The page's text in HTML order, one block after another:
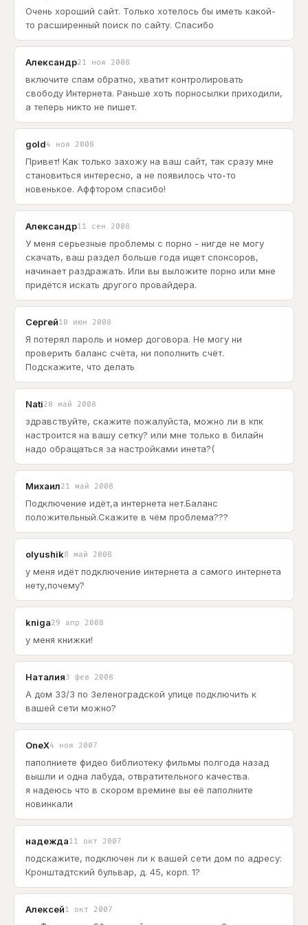
Очень хороший сайт. Только хотелось бы иметь какой-
то расширенный поиск по сайту. Спасибо
Александр21 ноя 2008
включите спам обратно, хватит контролировать
свободу Интернета. Раньше хоть порносылки приходили,
а теперь никто не пишет.
gold4 ноя 2008
Привет! Как только захожу на ваш сайт, так сразу мне
становиться интересно, а не появилось что-то
новенькое. Аффтором спасибо!
Александр11 сен 2008
У меня серьезные проблемы с порно - нигде не могу
скачать, ваш раздел больше года ищет спонсоров,
начинает раздражать. Или вы выложите порно или мне
придётся искать другого провайдера.
Сергей10 июн 2008
Я потерял пароль и номер договора. Не могу ни
проверить баланс счёта, ни пополнить счёт.
Подскажите, что делать
Nati28 май 2008
здравствуйте, скажите пожалуйста, можно ли в кпк
настроится на вашу сетку? или мне только в билайн
надо обращаться за настройками инета?(
Михаил21 май 2008
Подключение идёт,а интернета нет.Баланс
положительный.Скажите в чём проблема???
olyushik8 май 2008
у меня идёт подключение интернета а самого интернета
нету,почему?
kniga29 апр 2008
у меня книжки!
Наталия3 фев 2008
А дом 33/3 по Зеленоградской улице подключить к
вашей сети можно?
OneX4 ноя 2007
паполниете фидео библиотеку фильмы полгода назад
вышли и одна лабуда, отвратительного качества.
я надеюсь что в скором времине вы её паполните
новинкали
надежда11 окт 2007
подскажите, подключен ли к вашей сети дом по адресу:
Кронштадтский бульвар, д. 45, корп. 1?
Алексей1 окт 2007